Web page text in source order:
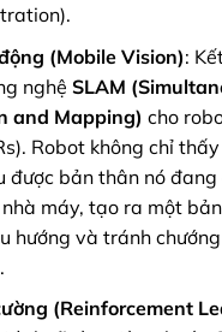
(Mobile Vision):
nghệ SLAM
and Mapping) cho
Robot không chỉ
được bản thân nó
máy, tạo ra một
hướng và tránh
(Reinforcement